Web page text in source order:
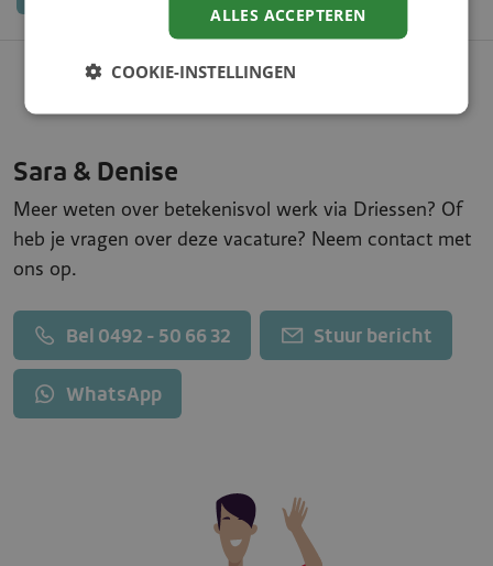
Naar alle vacatures
Sara & Denise
Meer weten over betekenisvol werk via Driessen? Of
heb je vragen over deze vacature? Neem contact met
ons op.
Bel 0492 - 50 66 32
Stuur bericht
WhatsApp
ALLES ACCEPTEREN
COOKIE-INSTELLINGEN